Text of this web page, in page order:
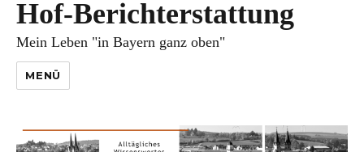
Hof-Berichterstattung
Mein Leben "in Bayern ganz oben"
MENÜ